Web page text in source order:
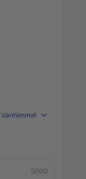
Vanhimmat
5000